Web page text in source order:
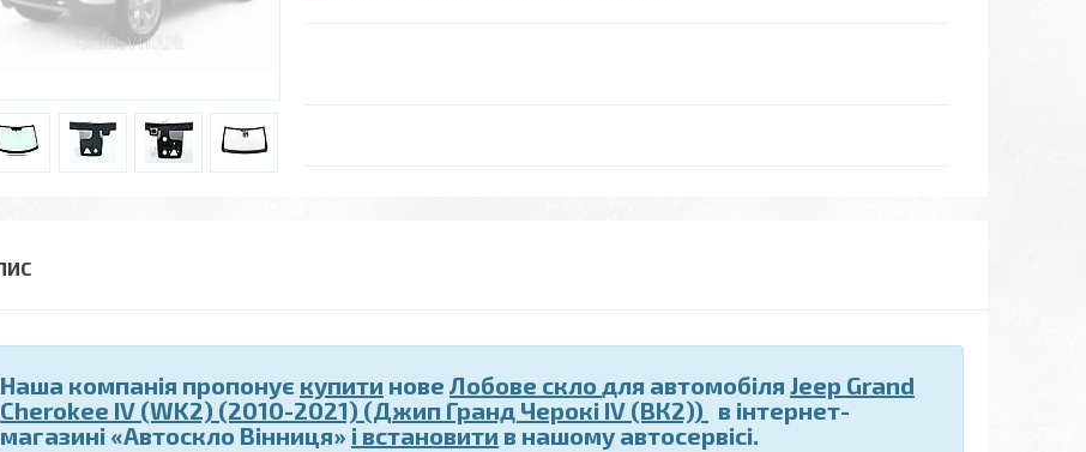
Наша компанія пропонує купити нове Лобове скло для автомобіляJeep Grand
Cherokee IV (WK2) (2010-2021) (Джип Гранд Черокі IV (ВК2)) в інтернет-
магазині «Автоскло Вінниця» і встановити в нашому автосервісі.